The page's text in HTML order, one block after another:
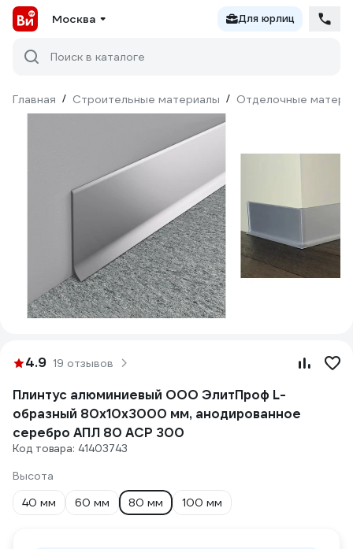
Москва Для юрлиц
Поиск в каталоге
Главная / Строительные материалы / Отделочные
4.9 19 отзывов
Плинтус алюминиевый ООО ЭлитПроф L-
образный 80х10х3000 мм, анодированное
серебро АПЛ 80 АСР 300
Код товара: 41403743
Высота
40 мм
60 мм 80 мм 100 мм